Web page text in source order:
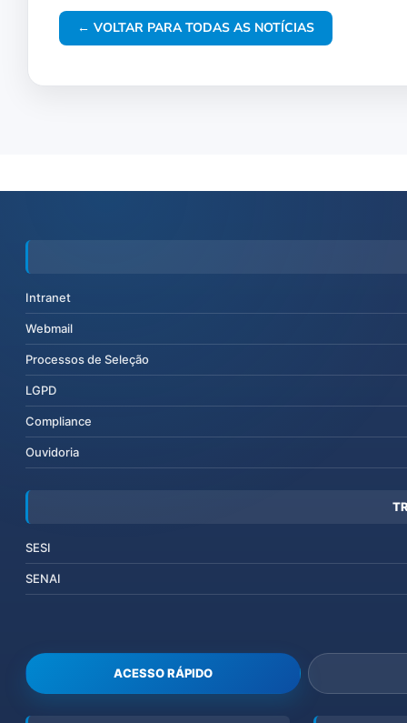
← VOLTAR PARA TODAS AS NOTÍCIAS
Intranet
Webmail
Processos de Seleção
LGPD
Compliance
Ouvidoria
SESI
SENAI
ACESSO RÁPIDO